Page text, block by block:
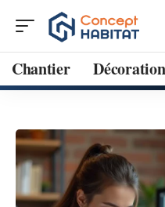
Chantier Décoration